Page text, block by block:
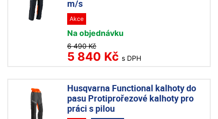
m/s
Akce
Na objednávku
6 490 Kč
5 840 Kč s DPH
Husqvarna Functional kalhoty do
pasu Protiprořezové kalhoty pro
práci s pilou